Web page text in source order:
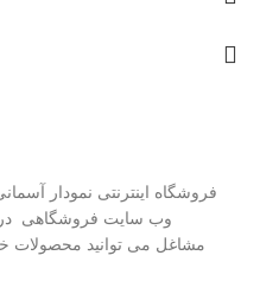
فروشگاه اینترنتی نمودار
وب سایت فروشگاهی
مشاغل می توانید محصولات